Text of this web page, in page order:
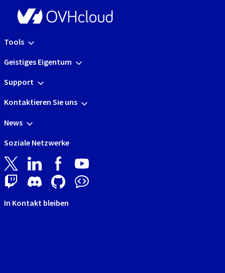
Tools
Geistiges Eigentum
Support
Kontaktieren Sie uns
News
Soziale Netzwerke
In Kontakt bleiben